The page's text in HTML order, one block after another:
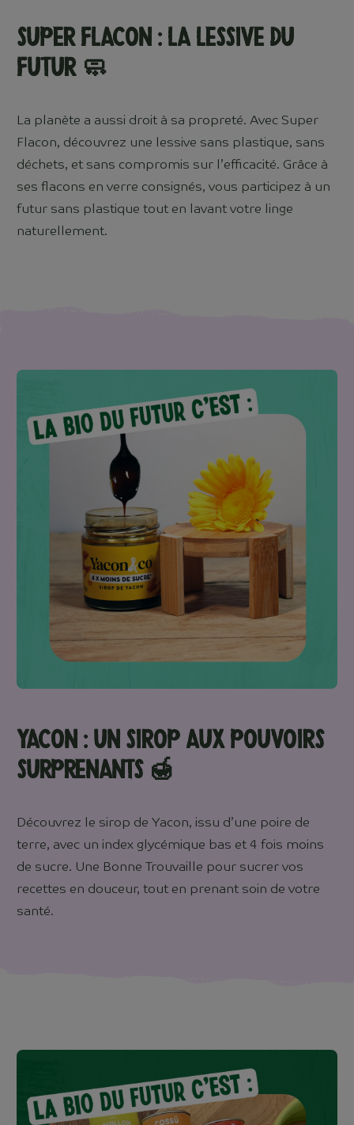
Super Flacon : La lessive du
futur 🧼
La planète a aussi droit à sa propreté. Avec Super
Flacon, découvrez une lessive sans plastique, sans
déchets, et sans compromis sur l’efficacité. Grâce à
ses flacons en verre consignés, vous participez à un
futur sans plastique tout en lavant votre linge
naturellement.
Yacon : Un sirop aux pouvoirs
surprenants 🍯
Découvrez le sirop de Yacon, issu d’une poire de
terre, avec un index glycémique bas et 4 fois moins
de sucre. Une Bonne Trouvaille pour sucrer vos
recettes en douceur, tout en prenant soin de votre
santé.